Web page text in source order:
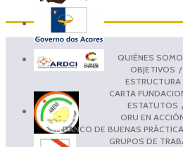
QUIÉNES
OBJETIVOS
ESTRUCTURA
CARTA
ESTATUTOS
ORU EN
BANCO DE BUENAS
GRUPOS DE